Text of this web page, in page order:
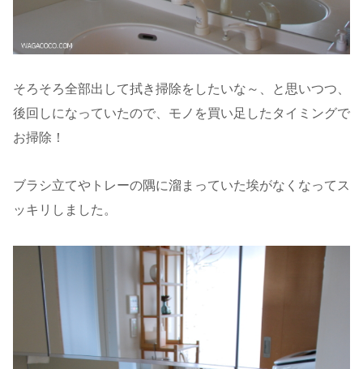
そろそろ全部出して拭き掃除をしたいな～、と思いつつ、
後回しになっていたので、モノを買い足したタイミングで
お掃除！
ブラシ立てやトレーの隅に溜まっていた埃がなくなってス
ッキリしました。